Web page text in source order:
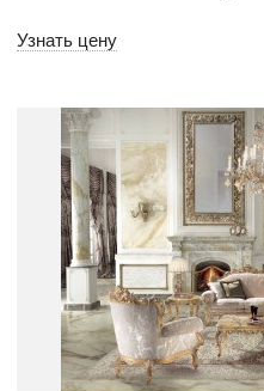
Узнать цену